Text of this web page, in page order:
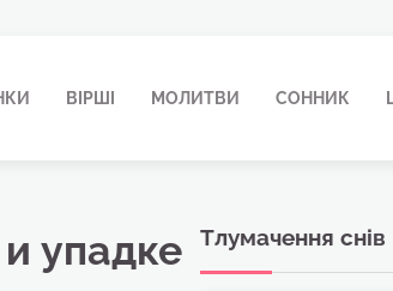
ВІРШІ МОЛИТВИ СОННИК
упадке
Тлумачення снів